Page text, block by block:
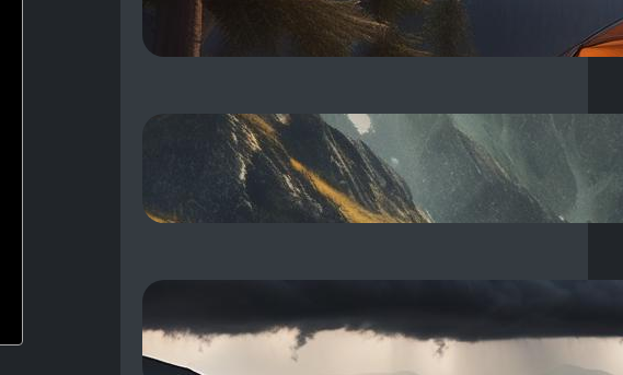
biwaku? Śpiwór!
17 sierpnia, 2025
Spodnie w góry na lato: jakie
wybrać na chodzenie po górach
latem?
17 sierpnia, 2025
się zachować w jej trakcie, by
unikać?